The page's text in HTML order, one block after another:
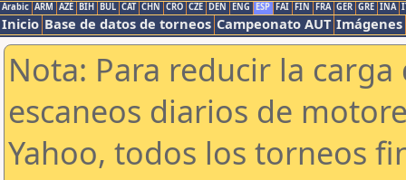
Arabic ARM AZE BIH BUL CAT CHN CRO CZE DEN ENG ESP FAI FIN FRA GER GRE INA
Inicio Base de datos de torneos Campeonato AUT Imágenes
Nota: Para reducir la
escaneos diarios de
Yahoo, todos los torneos